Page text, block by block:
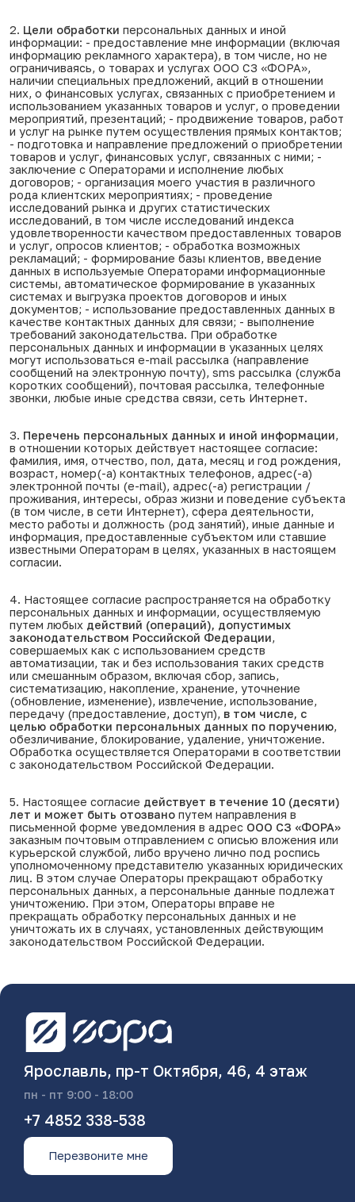
2. Цели обработки персональных данных и иной
информации: - предоставление мне информации (включая
информацию рекламного характера), в том числе, но не
ограничиваясь, о товарах и услугах ООО СЗ «ФОРА»,
наличии специальных предложений, акций в отношении
них, о финансовых услугах, связанных с приобретением и
использованием указанных товаров и услуг, о проведении
мероприятий, презентаций; - продвижение товаров, работ
и услуг на рынке путем осуществления прямых контактов;
- подготовка и направление предложений о приобретении
товаров и услуг, финансовых услуг, связанных с ними; -
заключение с Операторами и исполнение любых
договоров; - организация моего участия в различного
рода клиентских мероприятиях; - проведение
исследований рынка и других статистических
исследований, в том числе исследований индекса
удовлетворенности качеством предоставленных товаров
и услуг, опросов клиентов; - обработка возможных
рекламаций; - формирование базы клиентов, введение
данных в используемые Операторами информационные
системы, автоматическое формирование в указанных
системах и выгрузка проектов договоров и иных
документов; - использование предоставленных данных в
качестве контактных данных для связи; - выполнение
требований законодательства. При обработке
персональных данных и информации в указанных целях
могут использоваться e-mail рассылка (направление
сообщений на электронную почту), sms рассылка (служба
коротких сообщений), почтовая рассылка, телефонные
звонки, любые иные средства связи, сеть Интернет.
3. Перечень персональных данных и иной информации,
в отношении которых действует настоящее согласие:
фамилия, имя, отчество, пол, дата, месяц и год рождения,
возраст, номер(-а) контактных телефонов, адрес(-а)
электронной почты (e-mail), адрес(-а) регистрации /
проживания, интересы, образ жизни и поведение субъекта
(в том числе, в сети Интернет), сфера деятельности,
место работы и должность (род занятий), иные данные и
информация, предоставленные субъектом или ставшие
известными Операторам в целях, указанных в настоящем
согласии.
4. Настоящее согласие распространяется на обработку
персональных данных и информации, осуществляемую
путем любых действий (операций), допустимых
законодательством Российской Федерации,
совершаемых как с использованием средств
автоматизации, так и без использования таких средств
или смешанным образом, включая сбор, запись,
систематизацию, накопление, хранение, уточнение
(обновление, изменение), извлечение, использование,
передачу (предоставление, доступ), в том числе, с
целью обработки персональных данных по поручению,
обезличивание, блокирование, удаление, уничтожение.
Обработка осуществляется Операторами в соответствии
с законодательством Российской Федерации.
5. Настоящее согласие действует в течение 10 (десяти)
лет и может быть отозвано путем направления в
письменной форме уведомления в адрес ООО СЗ «ФОРА»
заказным почтовым отправлением с описью вложения или
курьерской службой, либо вручено лично под роспись
уполномоченному представителю указанных юридических
лиц. В этом случае Операторы прекращают обработку
персональных данных, а персональные данные подлежат
уничтожению. При этом, Операторы вправе не
прекращать обработку персональных данных и не
уничтожать их в случаях, установленных действующим
законодательством Российской Федерации.
Ярославль, пр-т Октября, 46, 4 этаж
пн - пт 9:00 - 18:00
+7 4852 338-538
Перезвоните мне